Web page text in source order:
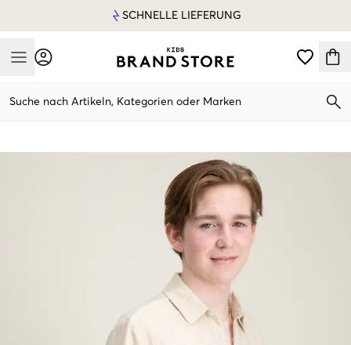
SCHNELLE LIEFERUNG
Mobile Menu
Suche nach Artikeln, Kategorien oder Marken